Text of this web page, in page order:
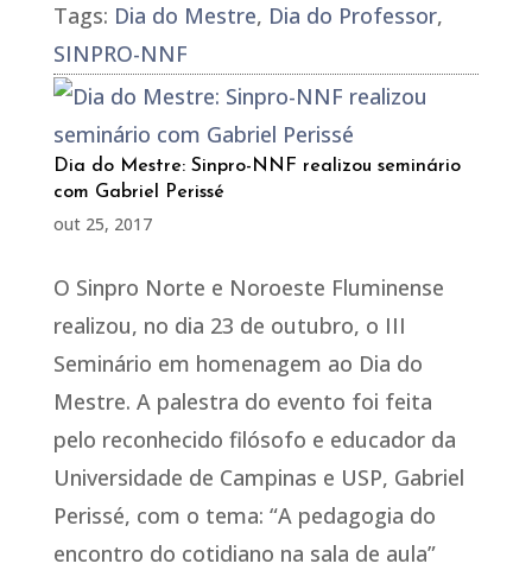
Tags: Dia do Mestre, Dia do Professor,
SINPRO-NNF
Dia do Mestre: Sinpro-NNF realizou seminário
com Gabriel Perissé
out 25, 2017
O Sinpro Norte e Noroeste Fluminense
realizou, no dia 23 de outubro, o III
Seminário em homenagem ao Dia do
Mestre. A palestra do evento foi feita
pelo reconhecido filósofo e educador da
Universidade de Campinas e USP, Gabriel
Perissé, com o tema: “A pedagogia do
encontro do cotidiano na sala de aula”